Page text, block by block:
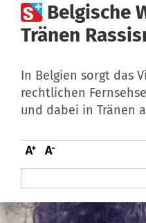
 Belgische
Tränen
In Belgien sorgt das
rechtlichen
und dabei in Tränen